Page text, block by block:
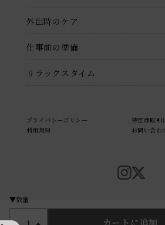
外出時のケア
仕事前の準備
リラックスタイム
プライバシーポリシー
特定商取引
利用規約
お問い合わ